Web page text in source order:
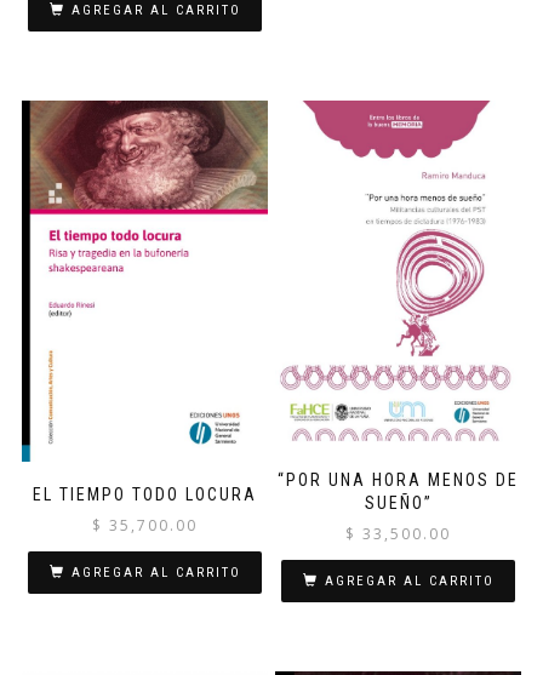
AGREGAR AL CARRITO
EL TIEMPO TODO LOCURA
$ 35,700.00
AGREGAR AL CARRITO
“POR UNA HORA MENOS DE
SUEÑO”
$ 33,500.00
AGREGAR AL CARRITO